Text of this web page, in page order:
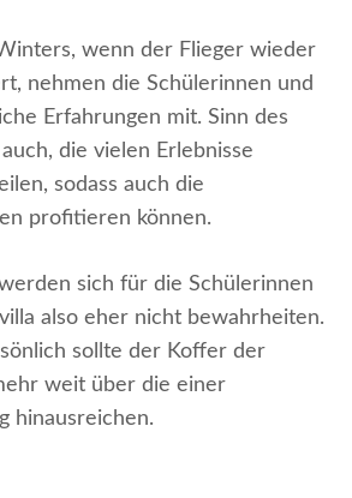
wenn der Flieger wieder
nehmen die Schülerinnen und
Erfahrungen mit. Sinn des
die vielen Erlebnisse
sodass auch die
profitieren können.
sich für die Schülerinnen
also eher nicht bewahrheiten.
sollte der Koffer der
weit über die einer
hinausreichen.